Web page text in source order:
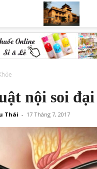
nội soi
Thái - 17 Tháng 7, 2017